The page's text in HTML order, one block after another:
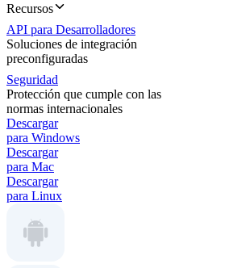
Recursos
API para Desarrolladores
Soluciones de integración
preconfiguradas
Seguridad
Protección que cumple con las
normas internacionales
Descargar
para Windows
Descargar
para Mac
Descargar
para Linux